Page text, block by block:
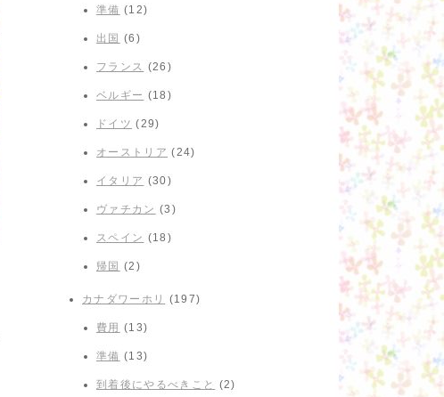
準備 (12)
出国 (6)
フランス (26)
ベルギー (18)
ドイツ (29)
オーストリア (24)
イタリア (30)
ヴァチカン (3)
スペイン (18)
帰国 (2)
カナダワーホリ (197)
費用 (13)
準備 (13)
到着後にやるべきこと (2)